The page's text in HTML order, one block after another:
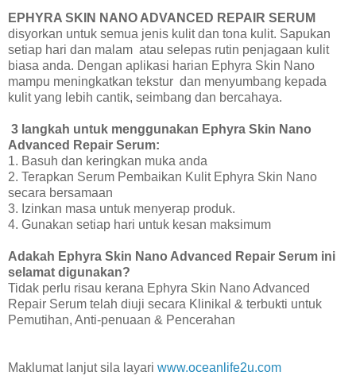
EPHYRA SKIN NANO ADVANCED REPAIR SERUM
disyorkan untuk semua jenis kulit dan tona kulit. Sapukan
setiap hari dan malam atau selepas rutin penjagaan kulit
biasa anda. Dengan aplikasi harian Ephyra Skin Nano
mampu meningkatkan tekstur dan menyumbang kepada
kulit yang lebih cantik, seimbang dan bercahaya.
3 langkah untuk menggunakan Ephyra Skin Nano
Advanced Repair Serum:
1. Basuh dan keringkan muka anda
2. Terapkan Serum Pembaikan Kulit Ephyra Skin Nano
secara bersamaan
3. Izinkan masa untuk menyerap produk.
4. Gunakan setiap hari untuk kesan maksimum
Adakah Ephyra Skin Nano Advanced Repair Serum ini
selamat digunakan?
Tidak perlu risau kerana Ephyra Skin Nano Advanced
Repair Serum telah diuji secara Klinikal & terbukti untuk
Pemutihan, Anti-penuaan & Pencerahan
Maklumat lanjut sila layari www.oceanlife2u.com